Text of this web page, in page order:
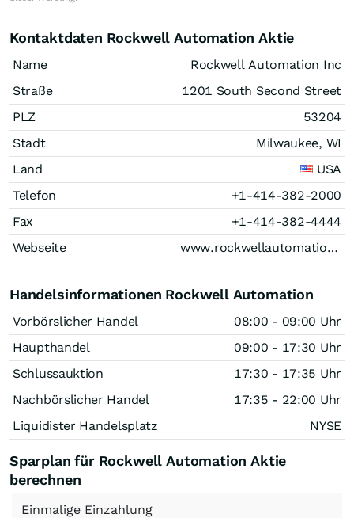
Kontaktdaten Rockwell Automation Aktie
Name
Rockwell Automation Inc
Straße
1201 South Second Street
PLZ
53204
Stadt
Milwaukee, WI
Land
USA
Telefon
+1-414-382-2000
Fax
+1-414-382-4444
Webseite
www.rockwellautomation.com
Handelsinformationen Rockwell Automation
Vorbörslicher Handel
08:00 - 09:00 Uhr
Haupthandel
09:00 - 17:30 Uhr
Schlussauktion
17:30 - 17:35 Uhr
Nachbörslicher Handel
17:35 - 22:00 Uhr
Liquidister Handelsplatz
NYSE
Sparplan für Rockwell Automation Aktie
berechnen
Einmalige Einzahlung